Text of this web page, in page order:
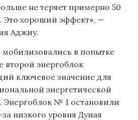
не теряет примерно 50
хороший эффект», —
Аджиу.
в попытке
второй энергоблок
ключевое значение для
энергетической
№ 1 остановили
низкого уровня Дуная